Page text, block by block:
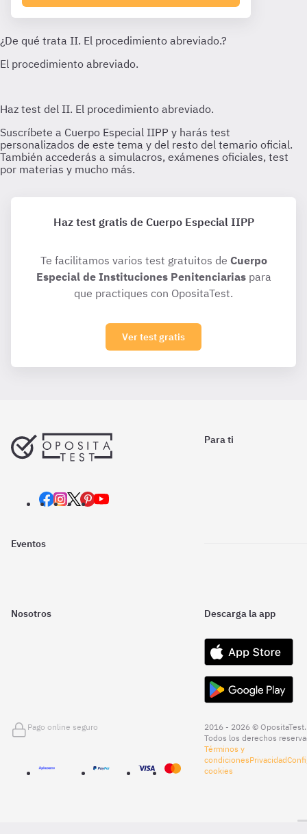
Haz test gratis de Cuerpo Especial IIPP
Te facilitamos varios test gratuitos de Cuerpo
Especial de Instituciones Penitenciariaspara
que practiques con OpositaTest.
Ver test gratis
Para ti
Eventos
Nosotros Descarga la app
Pago online seguro
2016 - 2026 © OpositaTest.
Todos los derechos
Términos y
condicionesPrivacidad
cookies